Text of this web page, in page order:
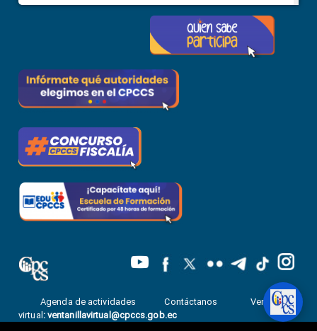
Agenda de actividades Contáctanos
Ventanilla
virtual : ventanillavirtual@cpccs.gob.ec